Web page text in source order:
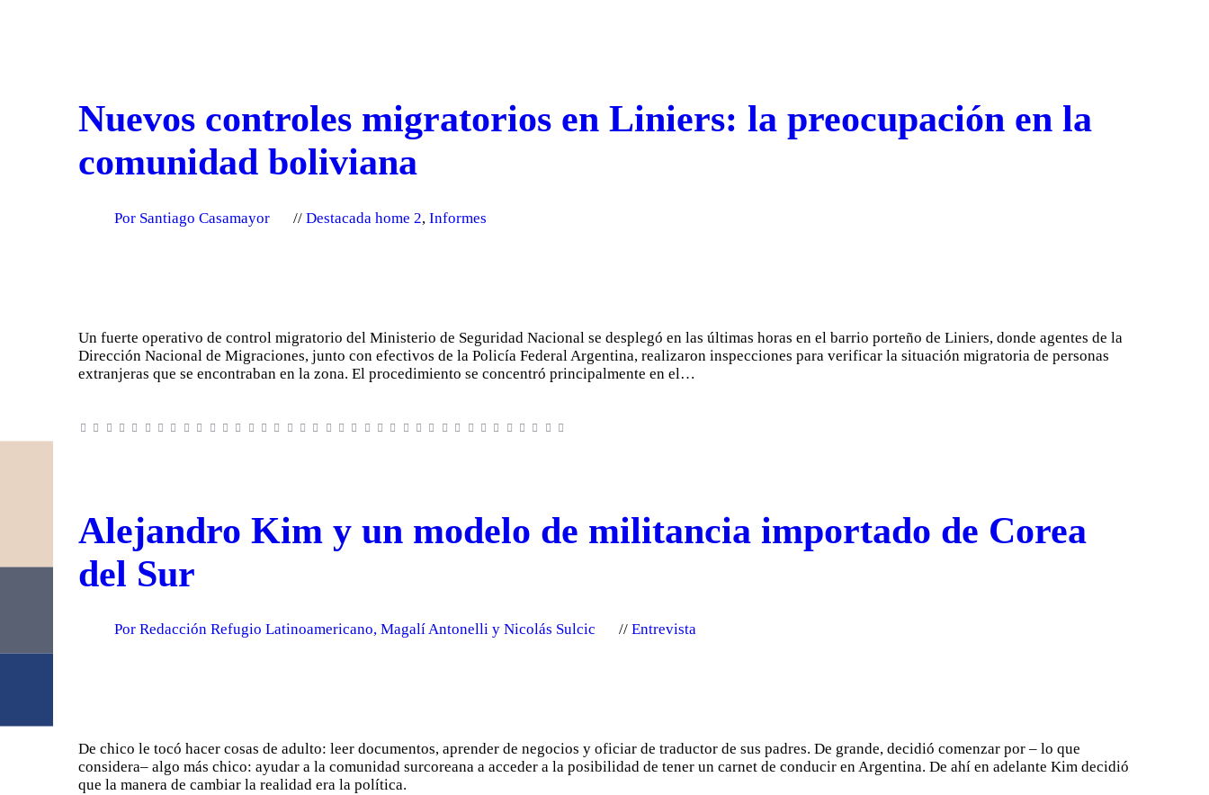
Nuevos controles migratorios en Liniers: la preocupación en la
comunidad boliviana
Por Santiago Casamayor Destacada home 2,Informes
Un fuerte operativo de control migratorio del Ministerio de Seguridad Nacional se desplegó en las últimas horas en el barrio porteño de Liniers, donde agentes de la
Dirección Nacional de Migraciones, junto con efectivos de la Policía Federal Argentina, realizaron inspecciones para verificar la situación migratoria de personas
extranjeras que se encontraban en la zona. El procedimiento se concentró principalmente en el…
Alejandro Kim y un modelo de militancia importado de Corea
del Sur
Por Redacción Refugio Latinoamericano, Magalí Antonelli y Nicolás Sulcic Entrevista
De chico le tocó hacer cosas de adulto: leer documentos, aprender de negocios y oficiar de traductor de sus padres. De grande, decidió comenzar por – lo que
considera– algo más chico: ayudar a la comunidad surcoreana a acceder a la posibilidad de tener un carnet de conducir en Argentina. De ahí en adelante Kim decidió
que la manera de cambiar la realidad era la política.